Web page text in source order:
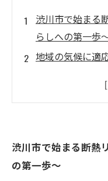
渋川市で始まる
らしへの第一歩
地域の気候に適
断熱リフォーム
渋川市の住環境
フォーム最新技
渋川市で始まる断熱
の第一歩～